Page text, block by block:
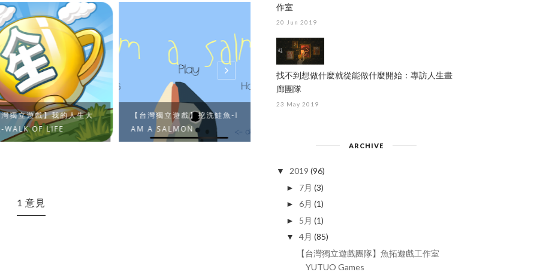
立遊戲】我的人生大
OF LIFE
【台灣獨立遊戲】挖洗鮭魚-I
AM A SALMON
1 意見
作室
20 Jun 2019
找不到想做什麼就從能做什麼開始：專訪人生畫
廊團隊
23 May 2019
ARCHIVE
▼ 2019 (96)
► 7月 (3)
►6月 (1)
► 5月 (1)
▼ 4月 (85)
【台灣獨立遊戲團隊】魚拓遊戲工作室
YUTUO Games